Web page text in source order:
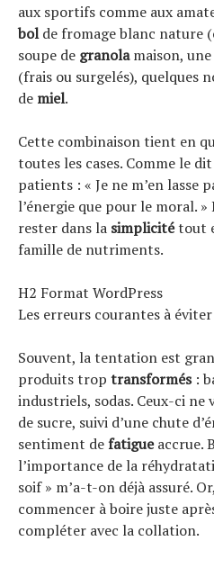
aux sportifs comme aux
bolde fromage blanc nature
soupe de granolamaison,
(frais ou surgelés), quelques
de miel.
Cette combinaison tient en
toutes les cases. Comme le
patients : « Je ne m’en lasse
l’énergie que pour le moral. »
rester dans la simplicitétout
famille de nutriments.
H2 Format WordPress
Les erreurs courantes à éviter
Souvent, la tentation est
produits trop transformés:
industriels, sodas. Ceux-ci
de sucre, suivi d’une chute
sentiment defatigueaccrue.
l’importance de la
soif » m’a-t-on déjà assuré.
commencer à boire juste
compléter avec la collation.